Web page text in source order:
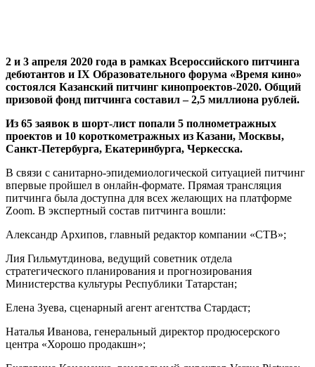
2 и 3 апреля 2020 года в рамках Всероссийского питчинга
дебютантов и IX Образовательного форума «Время кино»
состоялся Казанский питчинг кинопроектов-2020. Общий
призовой фонд питчинга составил – 2,5 миллиона рублей.
Из 65 заявок в шорт-лист попали 5 полнометражных
проектов и 10 короткометражных из Казани, Москвы,
Санкт-Петербурга, Екатеринбурга, Черкесска.
В связи с санитарно-эпидемиологической ситуацией питчинг
впервые пройшел в онлайн-формате. Прямая трансляция
питчинга была доступна для всех желающих на платформе
Zoom. В экспертный состав питчинга вошли:
Александр Архипов, главный редактор компании «СТВ»;
Лия Гильмутдинова, ведущий советник отдела
стратегического планирования и прогнозирования
Министерства культуры Республики Татарстан;
Елена Зуева, сценарный агент агентства Стардаст;
Наталья Иванова, генеральный директор продюсерского
центра «Хорошо продакшн»;